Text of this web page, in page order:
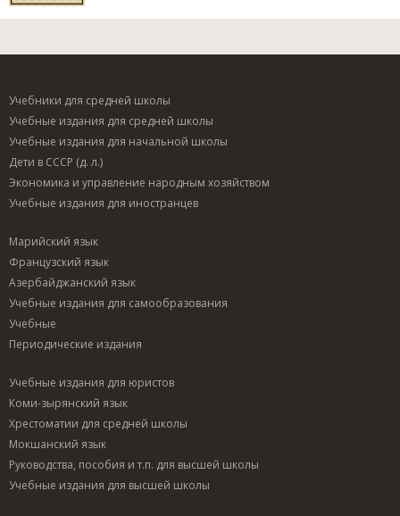
Учебники для средней школы
Учебные издания для средней школы
Учебные издания для начальной школы
Дети в СССР (д. л.)
Экономика и управление народным хозяйством
Учебные издания для иностранцев
Марийский язык
Французский язык
Азербайджанский язык
Учебные издания для самообразования
Учебные
Периодические издания
Учебные издания для юристов
Коми-зырянский язык
Хрестоматии для средней школы
Мокшанский язык
Руководства, пособия и т.п. для высшей школы
Учебные издания для высшей школы